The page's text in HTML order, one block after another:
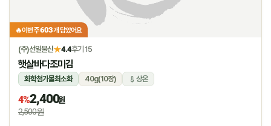
🔥이번 주603개 담았어요
(주)선일물산★4.4후기 15
햇살바다조미김
화학첨가물최소화 40g(10장) 상온
4%2,400원
2,500원